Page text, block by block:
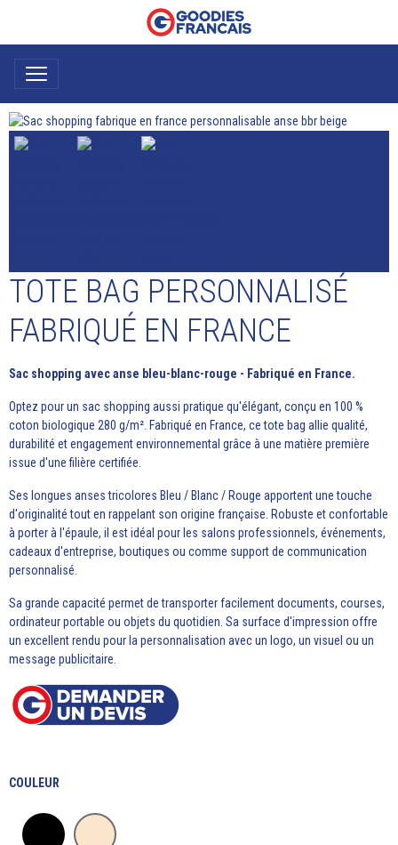
TOTE BAG PERSONNALISÉ
FABRIQUÉ EN FRANCE
Sac shopping avec anse bleu-blanc-rouge - Fabriqué en France.
Optez pour un sac shopping aussi pratique qu'élégant, conçu en 100 %
coton biologique 280 g/m². Fabriqué en France, ce tote bag allie qualité,
durabilité et engagement environnemental grâce à une matière première
issue d'une filière certifiée.
Ses longues anses tricolores Bleu / Blanc / Rouge apportent une touche
d'originalité tout en rappelant son origine française. Robuste et confortable
à porter à l'épaule, il est idéal pour les salons professionnels, événements,
cadeaux d'entreprise, boutiques ou comme support de communication
personnalisé.
Sa grande capacité permet de transporter facilement documents, courses,
ordinateur portable ou objets du quotidien. Sa surface d'impression offre
un excellent rendu pour la personnalisation avec un logo, un visuel ou un
message publicitaire.
COULEUR